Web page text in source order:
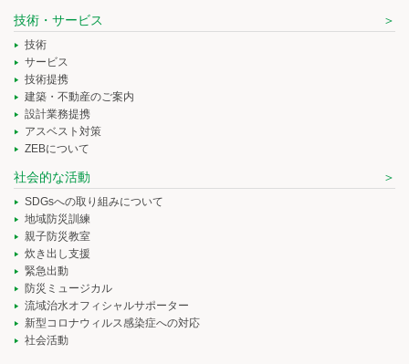
技術・サービス
技術
サービス
技術提携
建築・不動産のご案内
設計業務提携
アスベスト対策
ZEBについて
社会的な活動
SDGsへの取り組みについて
地域防災訓練
親子防災教室
炊き出し支援
緊急出動
防災ミュージカル
流域治水オフィシャルサポーター
新型コロナウィルス感染症への対応
社会活動